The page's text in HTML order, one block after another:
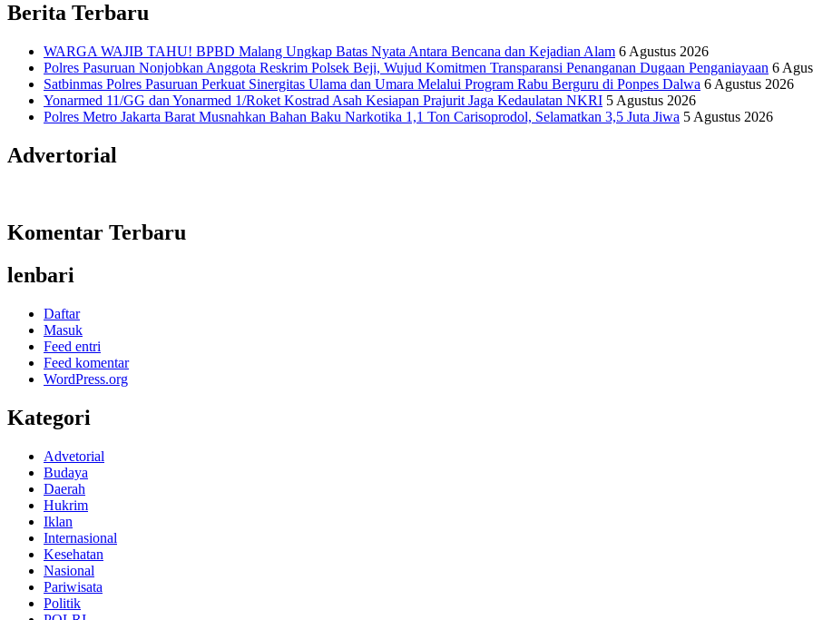
Berita Terbaru
WARGA WAJIB TAHU! BPBD Malang Ungkap Batas Nyata Antara Bencana dan Kejadian Alam 6 Agustus 2026
Polres Pasuruan Nonjobkan Anggota Reskrim Polsek Beji, Wujud Komitmen Transparansi Penanganan Dugaan Penganiayaan 6
Satbinmas Polres Pasuruan Perkuat Sinergitas Ulama dan Umara Melalui Program Rabu Berguru di Ponpes Dalwa 6 Agustus 2026
Yonarmed 11/GG dan Yonarmed 1/Roket Kostrad Asah Kesiapan Prajurit Jaga Kedaulatan NKRI 5 Agustus 2026
Polres Metro Jakarta Barat Musnahkan Bahan Baku Narkotika 1,1 Ton Carisoprodol, Selamatkan 3,5 Juta Jiwa 5 Agustus 2026
Advertorial
Komentar Terbaru
lenbari
Daftar
Masuk
Feed entri
Feed komentar
WordPress.org
Kategori
Advetorial
Budaya
Daerah
Hukrim
Iklan
Internasional
Kesehatan
Nasional
Pariwisata
Politik